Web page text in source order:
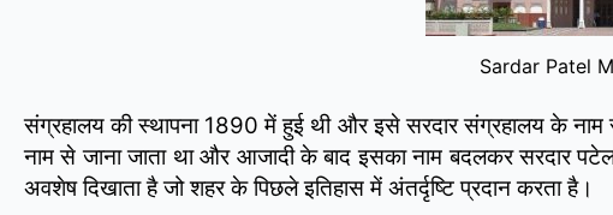
Sardar Patel
संग्रहालय की स्थापना 1890 में हुई थी और इसे सरदार संग्रहालय के
नाम से जाना जाता था और आजादी के बाद इसका नाम बदलकर सरदार
अवशेष दिखाता है जो शहर के पिछले इतिहास में अंतर्दृष्टि प्रदान करता है।